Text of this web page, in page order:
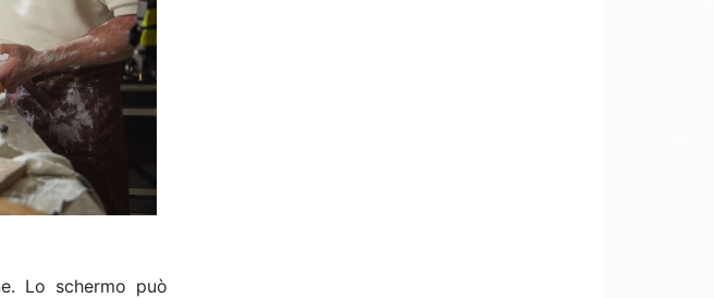
Lo schermo può